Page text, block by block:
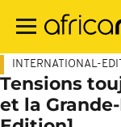
contenu
INTERNATIONAL-
Tensions
et la